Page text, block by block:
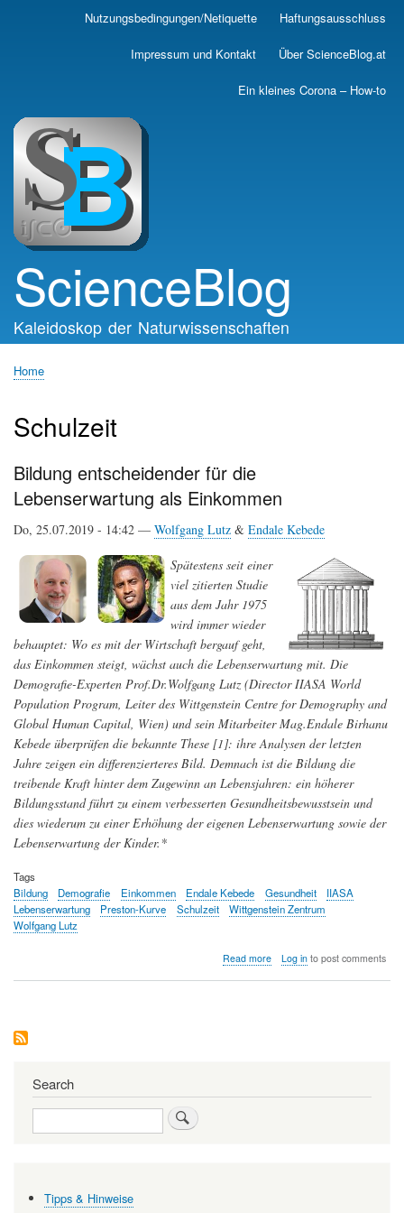
Skip
main
Nutzungsbedingungen/Netiquette Haftungsausschluss
Impressum und Kontakt Über ScienceBlog.at
Ein kleines Corona – How-to
ScienceBlog
Kaleidoskop der Naturwissenschaften
Home
Schulzeit
Bildung entscheidender für die
Lebenserwartung als Einkommen
Do, 25.07.2019 - 14:42 — Wolfgang Lutz & Endale Kebede
Spätestens seit einer
viel zitierten Studie
aus dem Jahr 1975
wird immer wieder
behauptet: Wo es mit der Wirtschaft bergauf geht,
das Einkommen steigt, wächst auch die Lebenserwartung mit. Die
Demografie-Experten Prof.Dr.Wolfgang Lutz (Director IIASA World
Population Program, Leiter des Wittgenstein Centre for Demography and
Global Human Capital, Wien) und sein Mitarbeiter Mag.Endale Birhanu
Kebede überprüfen die bekannte These [1]: ihre Analysen der letzten
Jahre zeigen ein differenzierteres Bild. Demnach ist die Bildung die
treibende Kraft hinter dem Zugewinn an Lebensjahren: ein höherer
Bildungsstand führt zu einem verbesserten Gesundheitsbewusstsein und
dies wiederum zu einer Erhöhung der eigenen Lebenserwartung sowie der
Lebenserwartung der Kinder.*
Tags
Bildung
Demografie Einkommen Endale Kebede Gesundheit
IIASA
Lebenserwartung
Preston-Kurve Schulzeit
Wittgenstein Zentrum
Wolfgang Lutz
Read moreabout
Log into post comments
Search
Search
Tipps & Hinweise